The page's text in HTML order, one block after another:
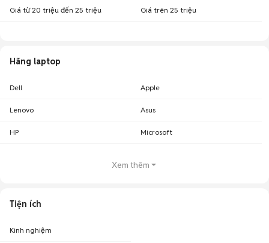
Giá từ 20 triệu đến 25 triệu Giá trên 25 triệu
Hãng laptop
Dell Apple
Lenovo Asus
HP Microsoft
Xem thêm
Tiện ích
Kinh nghiệm